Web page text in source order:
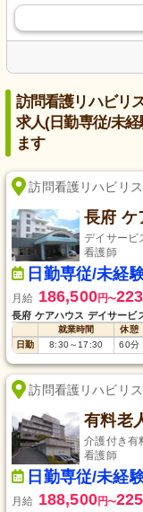
訪問看護リハビリ
求人(日勤専従/未
ます
訪問看護リハビリ
長府 ケ
デイサービ
看護師
日勤専従/未経
月給 186,500円〜
長府 ケアハウス デイサービ
就業時間 休憩
日勤
8:30～17:30 60分
訪問看護リハビリ
有料老
介護付き有
看護師
日勤専従/未経
月給 188,500円〜